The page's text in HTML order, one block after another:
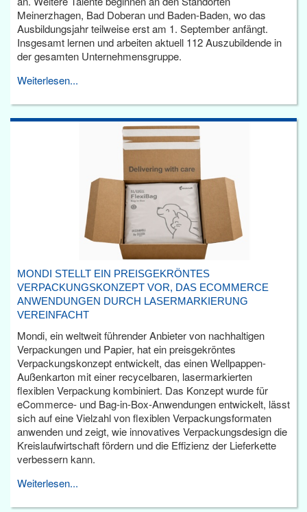
Meinerzhagen, Bad Doberan und Baden-Baden, wo das
Ausbildungsjahr teilweise erst am 1. September anfängt.
Insgesamt lernen und arbeiten aktuell 112 Auszubildende in
der gesamten Unternehmensgruppe.
Weiterlesen...
MONDI STELLT EIN PREISGEKRÖNTES
VERPACKUNGSKONZEPT VOR, DAS ECOMMERCE
ANWENDUNGEN DURCH LASERMARKIERUNG
VEREINFACHT
Mondi, ein weltweit führender Anbieter von nachhaltigen
Verpackungen und Papier, hat ein preisgekröntes
Verpackungskonzept entwickelt, das einen Wellpappen-
Außenkarton mit einer recycelbaren, lasermarkierten
flexiblen Verpackung kombiniert. Das Konzept wurde für
eCommerce- und Bag-in-Box-Anwendungen entwickelt, lässt
sich auf eine Vielzahl von flexiblen Verpackungsformaten
anwenden und zeigt, wie innovatives Verpackungsdesign die
Kreislaufwirtschaft fördern und die Effizienz der Lieferkette
verbessern kann.
Weiterlesen...